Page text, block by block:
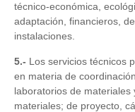
técnico-económica,
adaptación, financieros,
instalaciones.
5.- Los servicios técnicos
en materia de
laboratorios de
materiales; de proyecto,